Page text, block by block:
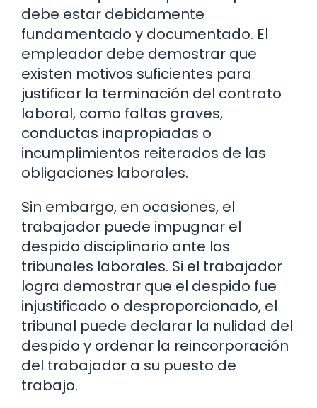
debe estar debidamente
fundamentado y documentado. El
empleador debe demostrar que
existen motivos suficientes para
justificar la terminación del contrato
laboral, como faltas graves,
conductas inapropiadas o
incumplimientos reiterados de las
obligaciones laborales.
Sin embargo, en ocasiones, el
trabajador puede impugnar el
despido disciplinario ante los
tribunales laborales. Si el trabajador
logra demostrar que el despido fue
injustificado o desproporcionado, el
tribunal puede declarar la nulidad del
despido y ordenar la reincorporación
del trabajador a su puesto de
trabajo.